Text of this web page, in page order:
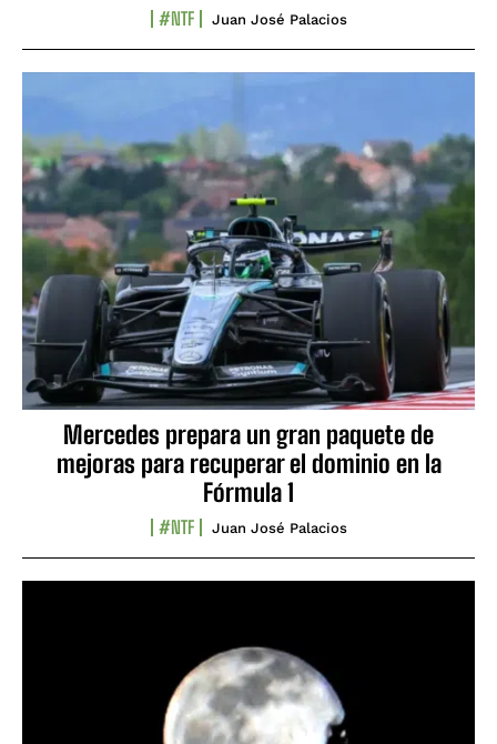
#NTF Juan José Palacios
Mercedes prepara un gran paquete de
mejoras para recuperar el dominio en la
Fórmula 1
#NTF Juan José Palacios